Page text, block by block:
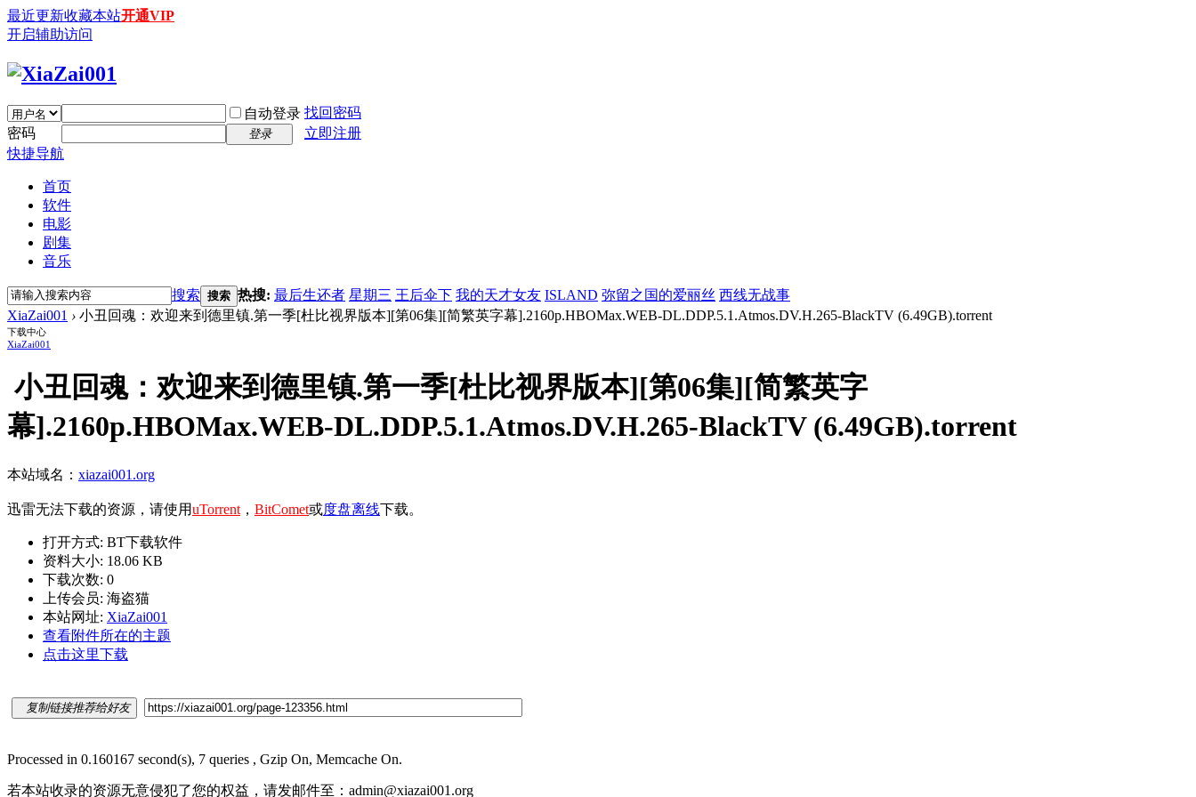
最近更新收藏本站开通VIP
开启辅助访问
自动登录 找回密码
密码
登录
立即注册
快捷导航
首页
软件
电影
剧集
音乐
搜索 搜索 热搜: 最后生还者 星期三 王后伞下 我的天才女友 ISLAND 弥留之国的爱丽丝 西线无战事
XiaZai001 › 小丑回魂：欢迎来到德里镇.第一季[杜比视界版本][第06集][简繁英字幕].2160p.HBOMax.WEB-DL.DDP.5.1.Atmos.DV.H.265-BlackTV (6.49GB).torrent
下载中心
XiaZai001
小丑回魂：欢迎来到德里镇.第一季[杜比视界版本][第06集][简繁英字
幕].2160p.HBOMax.WEB-DL.DDP.5.1.Atmos.DV.H.265-BlackTV (6.49GB).torrent
本站域名： xiazai001.org
迅雷无法下载的资源，请使用uTorrent ， BitComet或度盘离线下载。
打开方式: BT下载软件
资料大小: 18.06 KB
下载次数: 0
上传会员: 海盗猫
本站网址: XiaZai001
查看附件所在的主题
点击这里下载
复制链接推荐给好友
Processed in 0.160167 second(s), 7 queries , Gzip On, Memcache On.
若本站收录的资源无意侵犯了您的权益，请发邮件至： admin@xiazai001.org